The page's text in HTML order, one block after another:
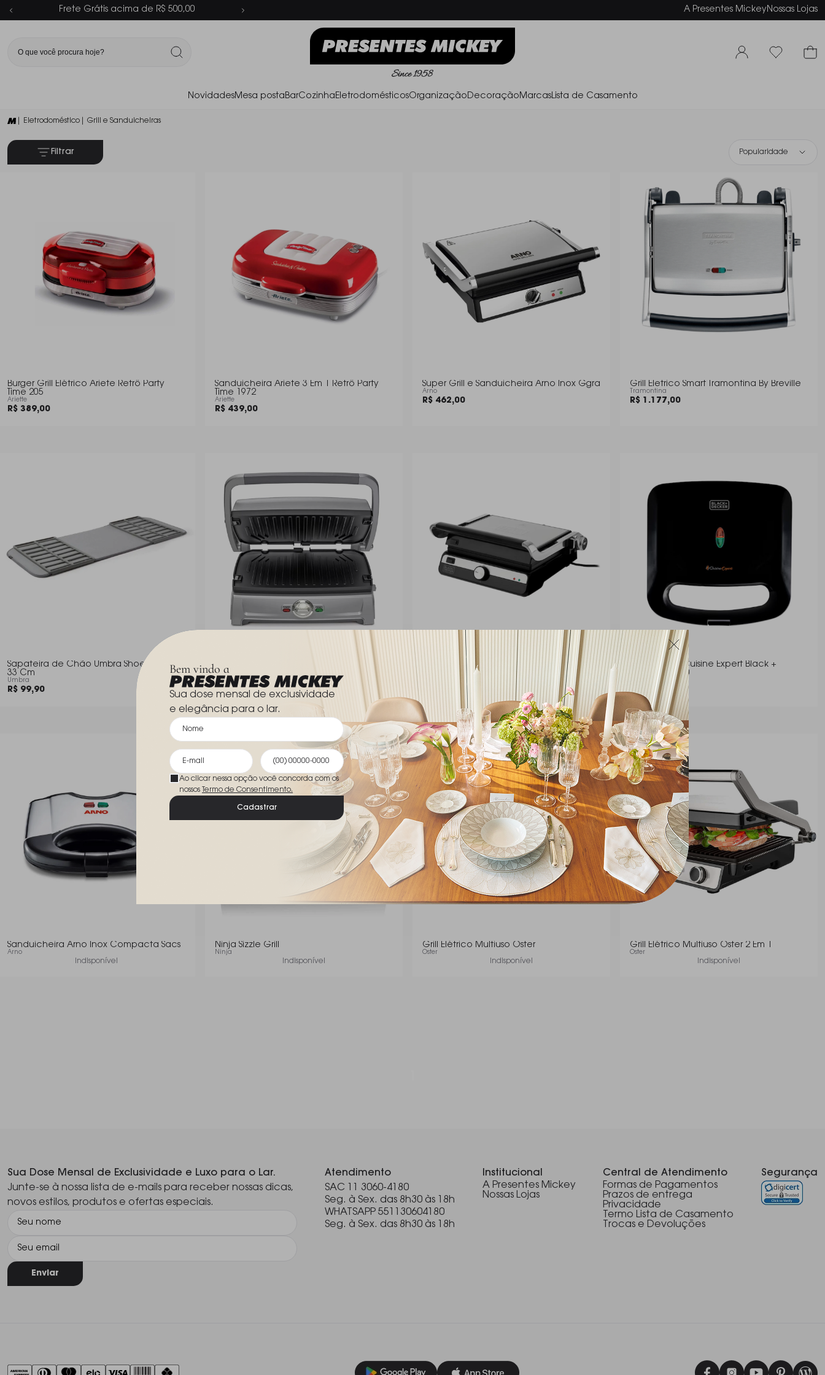
Bem vindo a
Sua dose mensal de exclusividade
e elegância para o lar.
Ao clicar nessa opção você concorda com os
nossos Termo de Consentimento.
Cadastrar
Parcelamento em até 6x sem juros A Presentes MickeyNossas Lojas
NovidadesMesa postaBarCozinhaEletrodomésticosOrganizaçãoDecoraçãoMarcasLista de Casamento
| Eletrodoméstico | Grill e Sanduicheiras
Filtrar Popularidade
Burger Grill Elétrico Ariete Retrô Party
Time 205
Ariette
R$ 389,00
Sanduicheira Ariete 3 Em 1 Retrô Party
Time 1972
Ariette
R$ 439,00
Super Grill e Sanduicheira Arno Inox Ggra
Arno
R$ 462,00
Grill Eletrico Smart Tramontina By Breville
Tramontina
R$ 1.177,00
Sapateira de Chão Umbra Shoe Dry 89 X
33 Cm
Umbra
R$ 99,90
Grill Eletrico Compacto Inox 5 Em 1
Cuisinart 127v
Cuisinart
R$ 1.027,00
Grill Eletrico C/ Abertura Black + Decker
Gourmand Gris G1500g
R$ 852,00
Grill Eletrico Cuisine Expert Black +
Decker Gs800
Black & Decker
R$ 246,00
Sanduicheira Arno Inox Compacta Sacs
Arno
Indisponível
Ninja Sizzle Grill
Ninja
Indisponível
Grill Elétrico Multiuso Oster
Oster
Indisponível
Grill Elétrico Multiuso Oster 2 Em 1
Oster
Indisponível
Sua Dose Mensal de Exclusividade e Luxo para o Lar.
Junte-se à nossa lista de e-mails para receber nossas dicas,
novos estilos, produtos e ofertas especiais.
Enviar
Atendimento
SAC 11 3060-4180
Seg. à Sex. das 8h30 às 18h
WHATSAPP 551130604180
Seg. à Sex. das 8h30 às 18h
Institucional
A Presentes Mickey
Nossas Lojas
Central de Atendimento
Formas de Pagamentos
Prazos de entrega
Privacidade
Termo Lista de Casamento
Trocas e Devoluções
Segurança